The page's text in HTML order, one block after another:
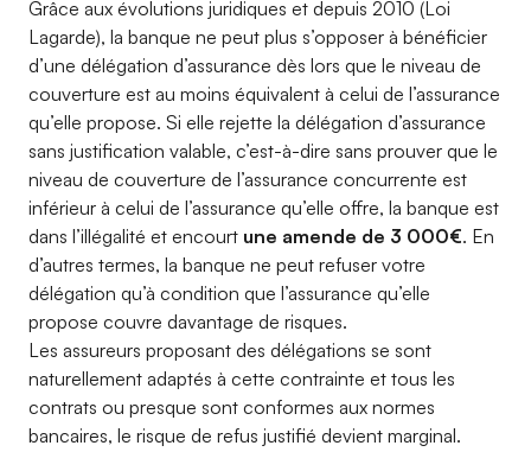
Grâce aux évolutions juridiques et depuis 2010 (Loi
Lagarde), la banque ne peut plus s’opposer à bénéficier
d’une délégation d’assurance dès lors que le niveau de
couverture est au moins équivalent à celui de l’assurance
qu’elle propose. Si elle rejette la délégation d’assurance
sans justification valable, c’est-à-dire sans prouver que le
niveau de couverture de l’assurance concurrente est
inférieur à celui de l’assurance qu’elle offre, la banque est
dans l’illégalité et encourt une amende de 3 000€. En
d’autres termes, la banque ne peut refuser votre
délégation qu’à condition que l’assurance qu’elle
propose couvre davantage de risques.
Les assureurs proposant des délégations se sont
naturellement adaptés à cette contrainte et tous les
contrats ou presque sont conformes aux normes
bancaires, le risque de refus justifié devient marginal.